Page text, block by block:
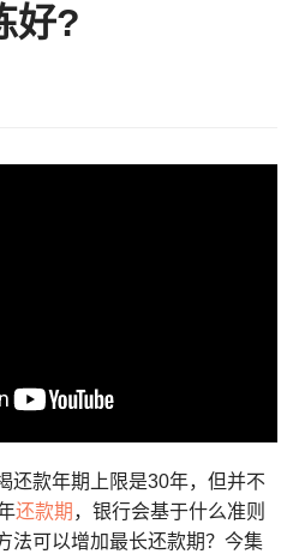
好?
还款年期上限是30年，但并不
还款期 ，银行会基于什么准则
法可以增加最长还款期？今集